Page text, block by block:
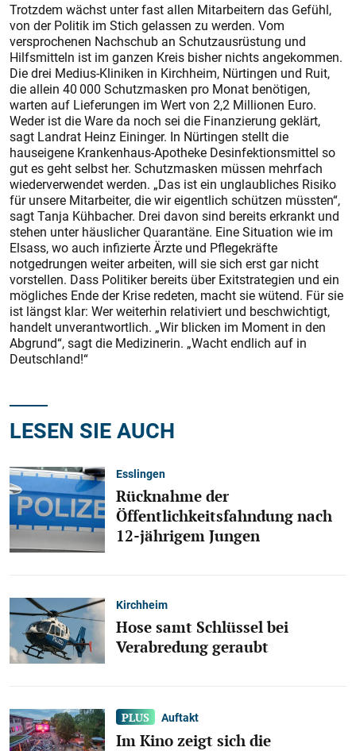
Trotzdem wächst unter fast allen Mitarbeitern das Gefühl,
von der Politik im Stich gelassen zu werden. Vom
versprochenen Nachschub an Schutzausrüstung und
Hilfsmitteln ist im ganzen Kreis bisher nichts angekommen.
Die drei Medius-Kliniken in Kirchheim, Nürtingen und Ruit,
die allein 40 000 Schutzmasken pro Monat benötigen,
warten auf Lieferungen im Wert von 2,2 Millionen Euro.
Weder ist die Ware da noch sei die Finanzierung geklärt,
sagt Landrat Heinz Eininger. In Nürtingen stellt die
hauseigene Krankenhaus-Apotheke Desinfektionsmittel so
gut es geht selbst her. Schutzmasken müssen mehrfach
wiederverwendet werden. „Das ist ein unglaubliches Risiko
für unsere Mitarbeiter, die wir eigentlich schützen müssten“,
sagt Tanja Kühbacher. Drei davon sind bereits erkrankt und
stehen unter häuslicher Quarantäne. Eine Situation wie im
Elsass, wo auch infizierte Ärzte und Pflegekräfte
notgedrungen weiter arbeiten, will sie sich erst gar nicht
vorstellen. Dass Politiker bereits über Exitstrategien und ein
mögliches Ende der Krise redeten, macht sie wütend. Für sie
ist längst klar: Wer weiterhin relativiert und beschwichtigt,
handelt unverantwortlich. „Wir blicken im Moment in den
Abgrund“, sagt die Medizinerin. „Wacht endlich auf in
Deutschland!“
LESEN SIE AUCH
Esslingen
Rücknahme der
Öffentlichkeitsfahndung nach
12-jährigem Jungen
Kirchheim
Hose samt Schlüssel bei
Verabredung geraubt
Auftakt
Im Kino zeigt sich die